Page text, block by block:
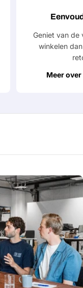
Geniet van de
winkelen
Meer